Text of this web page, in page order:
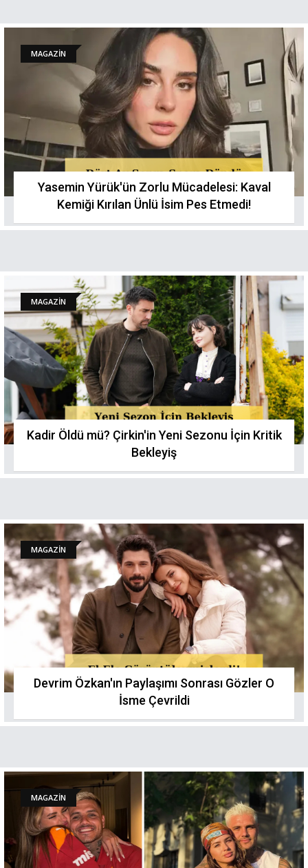
MAGAZİN
Yasemin Yürük'ün Zorlu Mücadelesi: Kaval
Kemiği Kırılan Ünlü İsim Pes Etmedi!
MAGAZİN
Kadir Öldü mü? Çirkin'in Yeni Sezonu İçin Kritik
Bekleyiş
MAGAZİN
Devrim Özkan'ın Paylaşımı Sonrası Gözler O
İsme Çevrildi
MAGAZİN